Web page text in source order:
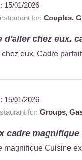
15/01/2026
for: Couples,
d'aller chez eux.
eux. Cadre
15/01/2026
for: Groups,
cadre magnifique
magnifique Cuisine